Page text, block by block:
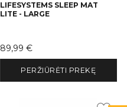
LIFESYSTEMS SLEEP MAT
LITE - LARGE
Kaina
89,99 €
PERŽIŪRĖTI PREKĘ